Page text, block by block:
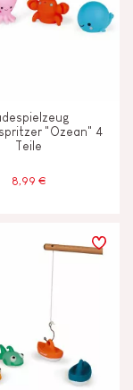
"Ozean" 4
Teile
8,99 €